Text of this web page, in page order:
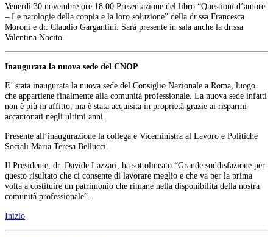
Venerdì 30 novembre ore 18.00 Presentazione del libro “Questioni d’amore
– Le patologie della coppia e la loro soluzione” della dr.ssa Francesca
Moroni e dr. Claudio Gargantini. Sarà presente in sala anche la dr.ssa
Valentina Nocito.
Inaugurata la nuova sede del CNOP
E’ stata inaugurata la nuova sede del Consiglio Nazionale a Roma, luogo
che appartiene finalmente alla comunità professionale. La nuova sede infatti
non è più in affitto, ma è stata acquisita in proprietà grazie ai risparmi
accantonati negli ultimi anni.
Presente all’inaugurazione la collega e Viceministra al Lavoro e Politiche
Sociali Maria Teresa Bellucci.
Il Presidente, dr. Davide Lazzari, ha sottolineato “Grande soddisfazione per
questo risultato che ci consente di lavorare meglio e che va per la prima
volta a costituire un patrimonio che rimane nella disponibilità della nostra
comunità professionale”.
Inizio